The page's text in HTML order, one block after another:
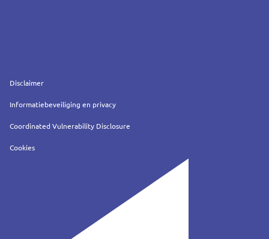
Service
Disclaimer
Informatiebeveiliging en privacy
Coordinated Vulnerability Disclosure
Cookies